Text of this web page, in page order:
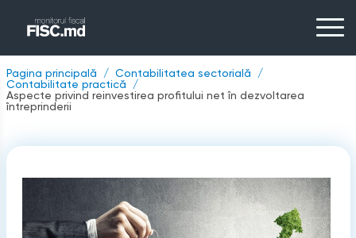
Pagina principală
Contabilitatea sectorială
Contabilitate practică
Aspecte privind reinvestirea profitului net în dezvoltarea
întreprinderii